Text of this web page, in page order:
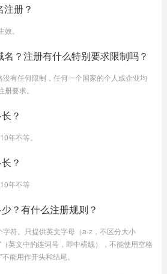
册？
。
？注册有什么特别要求限制吗？
有任何限制，任何一个国家的个人或企业均
要求。
？
年不等。
？
年不等
？有什么注册规则？
符。只提供英文字母（a-z，不区分大小
英文中的连词号，即中横线），不能使用空格
能用作开头和结尾。